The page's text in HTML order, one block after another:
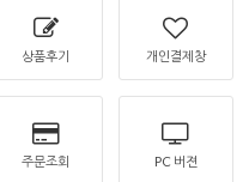
상품후기 개인결제창
주문조회 PC 버젼